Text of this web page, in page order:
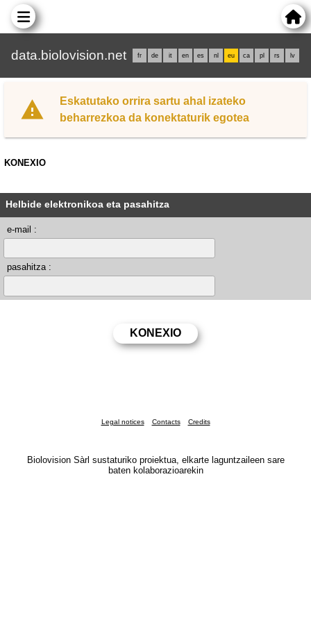
data.biolovision.net fr de it en es nl eu ca pl rs lv
Eskatutako orrira sartu ahal izateko
beharrezkoa da konektaturik egotea
KONEXIO
Helbide elektronikoa eta pasahitza
e-mail :
pasahitza :
Legal notices Contacts Credits
Biolovision Sàrl sustaturiko proiektua, elkarte laguntzaileen sare
baten kolaborazioarekin